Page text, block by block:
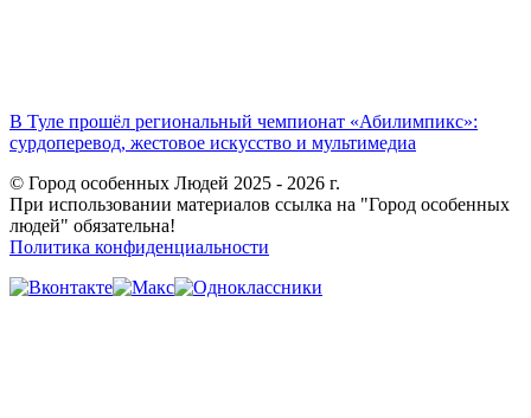
В Туле прошёл региональный чемпионат «Абилимпикс»:
сурдоперевод, жестовое искусство и мультимедиа
© Город особенных Людей 2025 - 2026 г.
При использовании материалов ссылка на "Город особенных
людей" обязательна!
Политика конфиденциальности